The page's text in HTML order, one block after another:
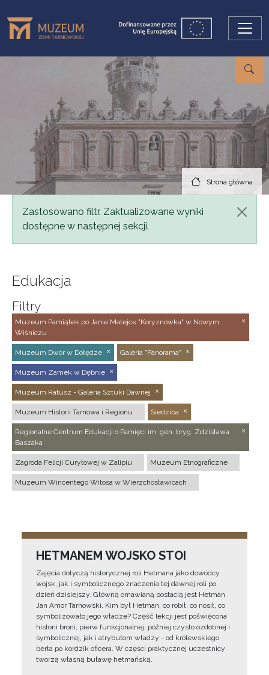
Strona główna
Komunikat
Zastosowano filtr. Zaktualizowane wyniki
dostępne w następnej sekcji.
Edukacja
Filtry
Muzeum Pamiątek po Janie Matejce "Koryznówka" w Nowym
Wiśniczu
Muzeum Dwór w Dołędze Galeria "Panorama"
Muzeum Zamek w Dębnie
Muzeum Ratusz - Galeria Sztuki Dawnej
Muzeum Historii Tarnowa i Regionu Siedziba
Regionalne Centrum Edukacji o Pamięci im. gen. bryg. Zdzisława
Baszaka
Zagroda Felicji Curyłowej w Zalipiu Muzeum Etnograficzne
Muzeum Wincentego Witosa w Wierzchosławicach
HETMANEM WOJSKO STOI
Zajęcia dotyczą historycznej roli Hetmana jako dowódcy
wojsk, jak i symbolicznego znaczenia tej dawnej roli po
dzień dzisiejszy. Główną omawianą postacią jest Hetman
Jan Amor Tarnowski. Kim był Hetman, co robił, co nosił, co
symbolizowało jego władze? Część lekcji jest poświęcona
historii broni, pierw funkcjonalnej, później czysto ozdobnej i
symbolicznej, jak i atrybutom władzy - od królewskiego
berła po kordzik oficera. W części praktycznej uczestnicy
tworzą własną buławę hetmańską.